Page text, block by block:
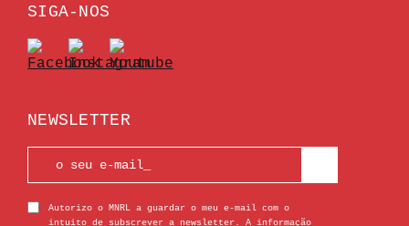
SIGA-NOS
NEWSLETTER
Autorizo o MNRL a guardar o meu e-mail com o
intuito de subscrever a newsletter. A informação